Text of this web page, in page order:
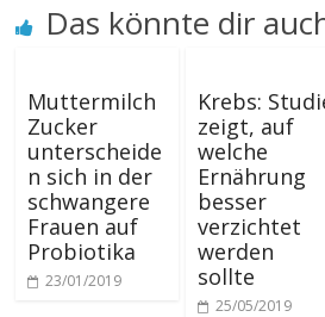
Das könnte dir
Muttermilch
Zucker
unterscheide
n sich in der
schwangere
Frauen auf
Probiotika
23/01/2019
Krebs:
zeigt, auf
welche
Ernährung
besser
verzichtet
werden
sollte
25/05/2019